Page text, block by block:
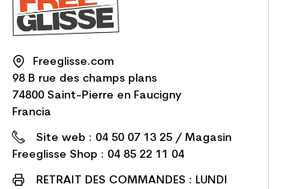
Freeglisse.com
98 B rue des champs plans
74800 Saint-Pierre en Faucigny
Francia
Site web : 04 50 07 13 25 / Magasin
Freeglisse Shop : 04 85 22 11 04
RETRAIT DES COMMANDES : LUNDI